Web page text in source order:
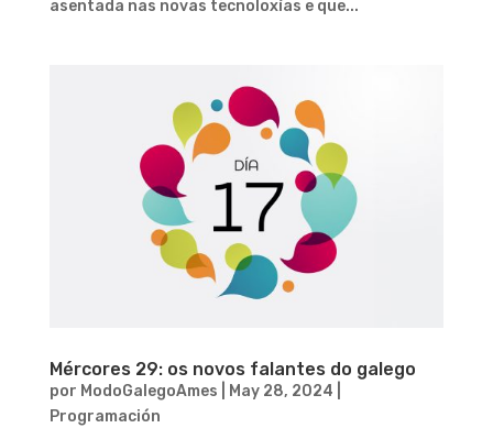
asentada nas novas tecnoloxías e que...
Mércores 29: os novos falantes do galego
por ModoGalegoAmes May 28, 2024
Programación